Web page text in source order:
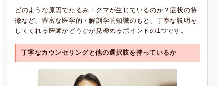
どのような原因でたるみ・クマが生じているのか？症状の特
徴など、豊富な医学的・解剖学的知識のもと、丁寧な説明を
してくれる医師かどうかが見極めるポイントの1つです。
丁寧なカウンセリングと他の選択肢を持っているか